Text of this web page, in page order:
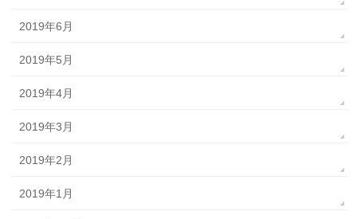
2019年6月
2019年5月
2019年4月
2019年3月
2019年2月
2019年1月